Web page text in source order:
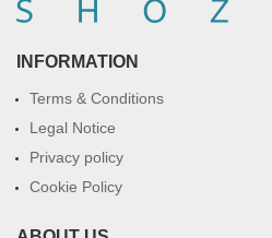
INFORMATION
Terms & Conditions
Legal Notice
Privacy policy
Cookie Policy